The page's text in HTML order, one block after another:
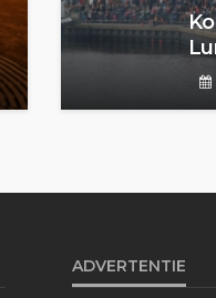
ADVERTENTIE